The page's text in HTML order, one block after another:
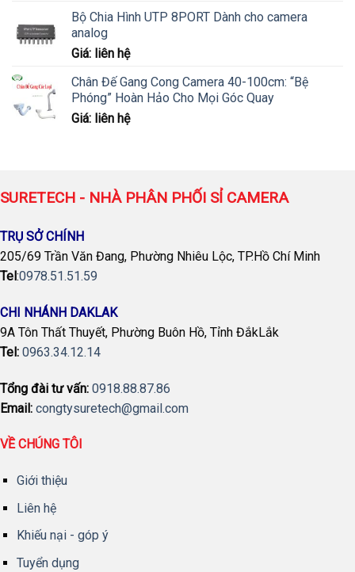
là:
tại
Bộ Chia Hình UTP 8PORT Dành cho camera
analog
Giá: liên hệ
Chân Đế Gang Cong Camera 40-100cm: “Bệ
Phóng” Hoàn Hảo Cho Mọi Góc Quay
Giá: liên hệ
SURETECH - NHÀ PHÂN PHỐI SỈ CAMERA
TRỤ SỞ CHÍNH
205/69 Trần Văn Đang, Phường Nhiêu Lộc, TP.Hồ Chí Minh
Tel:0978.51.51.59
CHI NHÁNH DAKLAK
9A Tôn Thất Thuyết, Phường Buôn Hồ, Tỉnh ĐắkLắk
Tel: 0963.34.12.14
Tổng đài tư vấn: 0918.88.87.86
Email: congtysuretech@gmail.com
VỀ CHÚNG TÔI
Giới thiệu
Liên hệ
Khiếu nại - góp ý
Tuyển dụng